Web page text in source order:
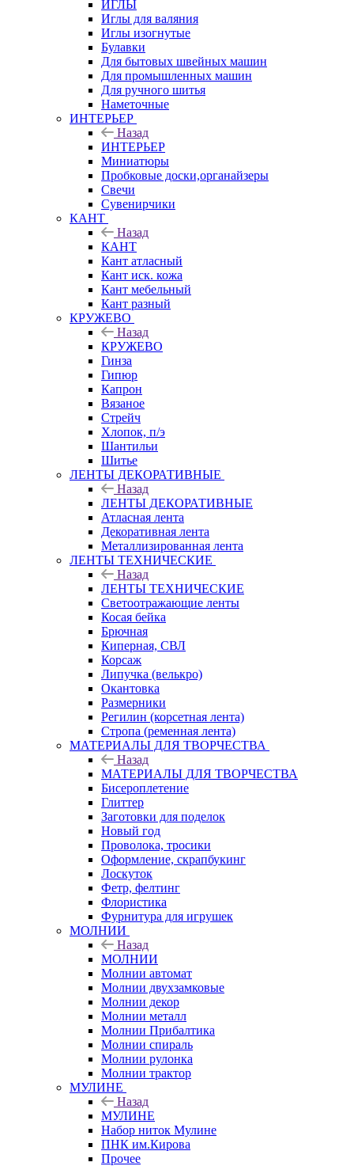
ИГЛЫ
Иглы для валяния
Иглы изогнутые
Булавки
Для бытовых швейных машин
Для промышленных машин
Для ручного шитья
Наметочные
ИНТЕРЬЕР
Назад
ИНТЕРЬЕР
Миниатюры
Пробковые доски,органайзеры
Свечи
Сувенирчики
КАНТ
Назад
КАНТ
Кант атласный
Кант иск. кожа
Кант мебельный
Кант разный
КРУЖЕВО
Назад
КРУЖЕВО
Гинза
Гипюр
Капрон
Вязаное
Стрейч
Хлопок, п/э
Шантильи
Шитье
ЛЕНТЫ ДЕКОРАТИВНЫЕ
Назад
ЛЕНТЫ ДЕКОРАТИВНЫЕ
Атласная лента
Декоративная лента
Металлизированная лента
ЛЕНТЫ ТЕХНИЧЕСКИЕ
Назад
ЛЕНТЫ ТЕХНИЧЕСКИЕ
Светоотражающие ленты
Косая бейка
Брючная
Киперная, СВЛ
Корсаж
Липучка (велькро)
Окантовка
Размерники
Регилин (корсетная лента)
Стропа (ременная лента)
МАТЕРИАЛЫ ДЛЯ ТВОРЧЕСТВА
Назад
МАТЕРИАЛЫ ДЛЯ ТВОРЧЕСТВА
Бисероплетение
Глиттер
Заготовки для поделок
Новый год
Проволока, тросики
Оформление, скрапбукинг
Лоскуток
Фетр, фелтинг
Флористика
Фурнитура для игрушек
МОЛНИИ
Назад
МОЛНИИ
Молнии автомат
Молнии двухзамковые
Молнии декор
Молнии металл
Молнии Прибалтика
Молнии спираль
Молнии рулонка
Молнии трактор
МУЛИНЕ
Назад
МУЛИНЕ
Набор ниток Мулине
ПНК им.Кирова
Прочее